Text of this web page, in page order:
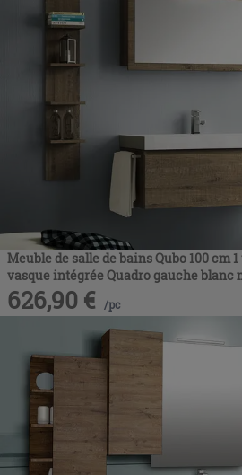
Meuble de salle de bains Qubo 100 cm
vasque intégrée Quadro gauche blanc
626,90 € /pc